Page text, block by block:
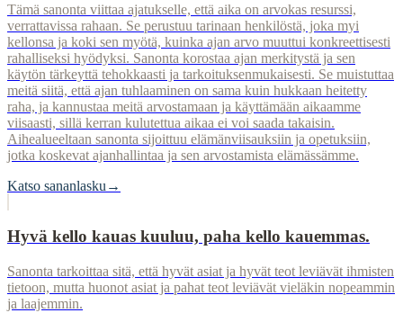
Tämä sanonta viittaa ajatukselle, että aika on arvokas resurssi,
verrattavissa rahaan. Se perustuu tarinaan henkilöstä, joka myi
kellonsa ja koki sen myötä, kuinka ajan arvo muuttui konkreettisesti
rahalliseksi hyödyksi. Sanonta korostaa ajan merkitystä ja sen
käytön tärkeyttä tehokkaasti ja tarkoituksenmukaisesti. Se muistuttaa
meitä siitä, että ajan tuhlaaminen on sama kuin hukkaan heitetty
raha, ja kannustaa meitä arvostamaan ja käyttämään aikaamme
viisaasti, sillä kerran kulutettua aikaa ei voi saada takaisin.
Aihealueeltaan sanonta sijoittuu elämänviisauksiin ja opetuksiin,
jotka koskevat ajanhallintaa ja sen arvostamista elämässämme.
Katso sananlasku →
Hyvä kello kauas kuuluu, paha kello kauemmas.
Sanonta tarkoittaa sitä, että hyvät asiat ja hyvät teot leviävät ihmisten
tietoon, mutta huonot asiat ja pahat teot leviävät vieläkin nopeammin
ja laajemmin.